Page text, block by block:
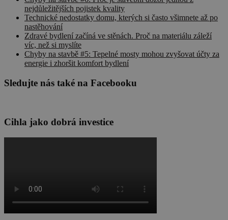
nejdůležitějších pojistek kvality
Technické nedostatky domu, kterých si často všimnete až po
nastěhování
Zdravé bydlení začíná ve stěnách. Proč na materiálu záleží
víc, než si myslíte
Chyby na stavbě #5: Tepelné mosty mohou zvyšovat účty za
energie i zhoršit komfort bydlení
Sledujte nás také na Facebooku
Cihla jako dobrá investice